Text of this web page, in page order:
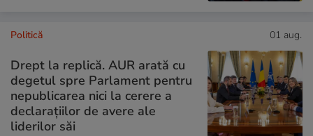
Politică 01 aug.
Drept la replică. AUR arată cu
degetul spre Parlament pentru
nepublicarea nici la cerere a
declarațiilor de avere ale
liderilor săi